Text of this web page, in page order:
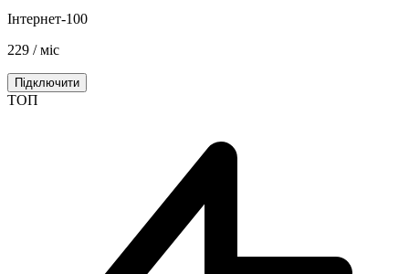
Інтернет-100
229 / міс
Підключити
ТОП